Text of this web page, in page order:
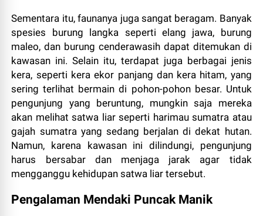
Sementara itu, faunanya juga sangat beragam. Banyak
spesies burung langka seperti elang jawa, burung
maleo, dan burung cenderawasih dapat ditemukan di
kawasan ini. Selain itu, terdapat juga berbagai jenis
kera, seperti kera ekor panjang dan kera hitam, yang
sering terlihat bermain di pohon-pohon besar. Untuk
pengunjung yang beruntung, mungkin saja mereka
akan melihat satwa liar seperti harimau sumatra atau
gajah sumatra yang sedang berjalan di dekat hutan.
Namun, karena kawasan ini dilindungi, pengunjung
harus bersabar dan menjaga jarak agar tidak
mengganggu kehidupan satwa liar tersebut.
Pengalaman Mendaki Puncak Manik